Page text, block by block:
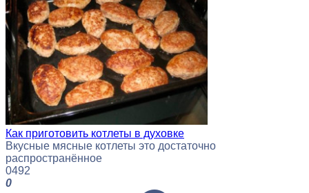
Как приготовить котлеты в духовке
Вкусные мясные котлеты это достаточно
распространённое
0492
0